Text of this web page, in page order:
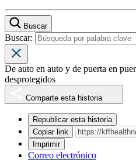
Buscar
Buscar:
De auto en auto y de puerta en
desprotegidos
Comparte esta historia
Republicar esta historia
Copiar link
Imprimir
Correo electrónico